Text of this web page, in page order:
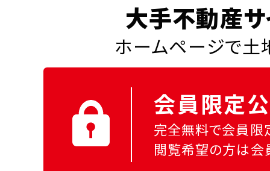
大手不動産サ
ホームページで土
会員限定
完全無料で会員限
閲覧希望の方は会